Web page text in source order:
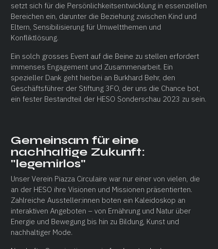
setzt sich für die Persönlichkeitsentwicklung in essenziellen
Bereichen ein, darunter die Beziehung zwischen Kind und
Eltern, Sensibilisierung für Umweltthemen und
Konfliktlösung.
Ein solch grosses Event auf die Beine zu stellen erfordert
immenses Engagement und Zusammenarbeit. Ein
spezieller Dank geht hierbei an Burkhard Behr, den
Geschäftsführer der Stiftung 3FO, der uns die Chance bot,
ein fester Bestandteil der HESO Sonderschau 2023 zu sein.
Gemeinsam für eine
nachhaltige Zukunft:
"legemirlos"
Unser Verein Piazza Circulaire war nur einer von vielen, die
an der HESO ihre Visionen und Missionen präsentierten.
Zahlreiche Aussteller:innen boten ein Kaleidoskop an
interaktiven Angeboten – von Ernährung und Natur über
Energie und Bewegung bis hin zu Bildung, Kunst und
nachhaltiger Mode.